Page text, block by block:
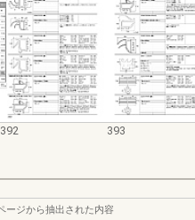
392 393
ージから抽出された内容